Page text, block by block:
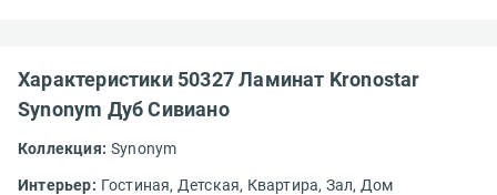
Характеристики 50327 Ламинат Kronostar
Synonym Дуб Сивиано
Коллекция: Synonym
Интерьер: Гостиная, Детская, Квартира, Зал, Дом